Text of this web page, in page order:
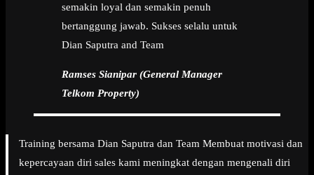
semakin loyal dan semakin penuh
bertanggung jawab. Sukses selalu untuk
Dian Saputra and Team
Ramses Sianipar (General Manager
Telkom Property)
Training bersama Dian Saputra dan Team Membuat motivasi dan
kepercayaan diri sales kami meningkat dengan mengenali diri